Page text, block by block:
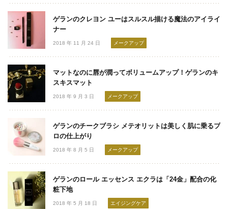
ゲランのクレヨン ユーはスルスル描ける魔法のアイライ
ナー
2018 年 11 月 24 日 メークアップ
マットなのに唇が潤ってボリュームアップ！ゲランのキ
スキスマット
2018 年 9 月 3 日 メークアップ
ゲランのチークブラシ メテオリットは美しく肌に乗るプ
ロの仕上がり
2018 年 8 月 5 日 メークアップ
ゲランのロール エッセンス エクラは「24金」配合の化
粧下地
2018 年 5 月 18 日 エイジングケア